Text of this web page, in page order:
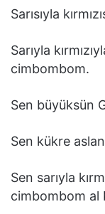
Sarısıyla
Sarıyla
cimbombom.
Sen büyüksün
Sen kükre
Sen sarıyla
cimbombom al